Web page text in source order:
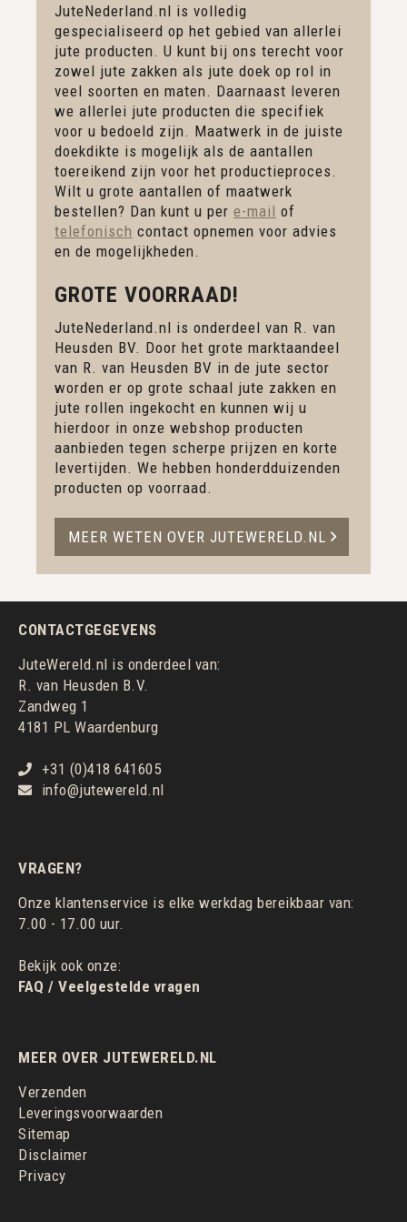
JuteNederland.nl is volledig
gespecialiseerd op het gebied van allerlei
jute producten. U kunt bij ons terecht voor
zowel jute zakken als jute doek op rol in
veel soorten en maten. Daarnaast leveren
we allerlei jute producten die specifiek
voor u bedoeld zijn. Maatwerk in de juiste
doekdikte is mogelijk als de aantallen
toereikend zijn voor het productieproces.
Wilt u grote aantallen of maatwerk
bestellen? Dan kunt u per e-mail of
telefonisch contact opnemen voor advies
en de mogelijkheden.
GROTE VOORRAAD!
JuteNederland.nl is onderdeel van R. van
Heusden BV. Door het grote marktaandeel
van R. van Heusden BV in de jute sector
worden er op grote schaal jute zakken en
jute rollen ingekocht en kunnen wij u
hierdoor in onze webshop producten
aanbieden tegen scherpe prijzen en korte
levertijden. We hebben honderdduizenden
producten op voorraad.
MEER WETEN OVER JUTEWERELD.NL
CONTACTGEGEVENS
JuteWereld.nl is onderdeel van:
R. van Heusden B.V.
Zandweg 1
4181 PL Waardenburg
+31 (0)418 641605
info@jutewereld.nl
VRAGEN?
Onze klantenservice is elke werkdag bereikbaar van:
7.00 - 17.00 uur.
Bekijk ook onze:
FAQ / Veelgestelde vragen
MEER OVER JUTEWERELD.NL
Verzenden
Leveringsvoorwaarden
Sitemap
Disclaimer
Privacy